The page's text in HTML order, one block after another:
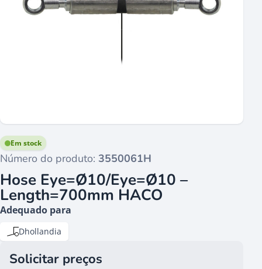
Número do produto: 3550061H
Em stock
Hose Eye=Ø10/Eye=Ø10 –
Length=700mm HACO
Adequado para
Dhollandia
Solicitar preços